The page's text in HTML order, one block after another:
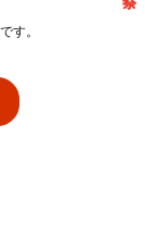
す。